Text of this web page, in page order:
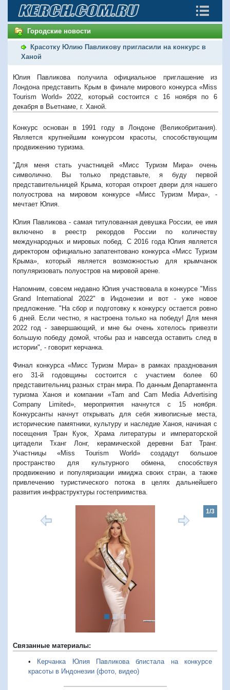
Городские новости
Красотку Юлию Павликову пригласили на конкурс в
Ханой
Юлия Павликова получила официальное приглашение из
Лондона представить Крым в финале мирового конкурса «Miss
Tourism World» 2022, который состоится с 16 ноября по 6
декабря в Вьетнаме, г. Ханой.
Конкурс основан в 1991 году в Лондоне (Великобритания).
Является крупнейшим конкурсом красоты, способствующим
продвижению туризма.
"Для меня стать участницей «Мисс Туризм Мира» очень
символично. Вы только представьте, я буду первой
представительницей Крыма, которая откроет двери для нашего
полуострова на мировом конкурсе «Мисс Туризм Мира», -
мечтает Юлия.
Юлия Павликова - самая титулованная девушка России, ее имя
включено в реестр рекордов России по количеству
международных и мировых побед. С 2016 года Юлия является
директором официально запатентовано конкурса «Мисс Туризм
Крыма», который является возможностью для крымчанок
популяризовать полуостров на мировой арене.
Напомним, совсем недавно Юлия участвовала в конкурсе "Miss
Grand International 2022" в Индонезии и вот - уже новое
предложение.
"На сбор и подготовку к конкурсу остается ровно
6 дней. Если честно, я настроена только на победу! Для меня
2022 год - завершающий, и мне бы очень хотелось привезти
большую победу домой, чтобы раз и навсегда оставить след в
истории", - говорит керчанка.
Финал конкурса «Мисс Туризм Мира» в рамках празднования
его 31-й годовщины состоится с участием более 60
представительниц разных стран мира. По данным Департамента
туризма Ханоя и компании «Tam and Cam Media Advertising
Company Limited», мероприятия начнутся с 15 ноября.
Конкурсанты начнут открывать для себя живописные места,
исторические памятники, культуру и наследие Ханоя, начиная с
посещения Тран Куок, Храма литературы и императорской
цитадели Тханг Лонг, керамической деревни Бат Транг.
Участницы «Miss Tourism World» создадут большое
пространство для культурного обмена, способствуя
продвижению и популяризации имиджа своих стран, а также
привлечению туристического потока в целях дальнейшего
развития инфраструктуры гостеприимства.
1/3
Связанные материалы:
•
Керчанка Юлия Павликова блистала на конкурсе
красоты в Индонезии (фото, видео)